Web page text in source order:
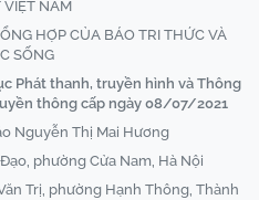
NAM
HỢP CỦA BÁO TRI THỨC VÀ
SỐNG
Phát thanh, truyền hình và Thông
thông cấp ngày 08/07/2021
Nguyễn Thị Mai Hương
phường Cửa Nam, Hà Nội
Trị, phường Hạnh Thông, Thành